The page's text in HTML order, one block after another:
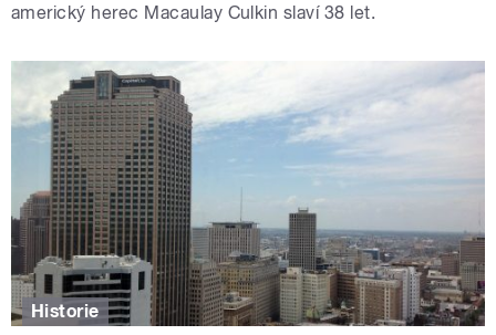
americký herec Macaulay Culkin slaví 38 let.
Historie